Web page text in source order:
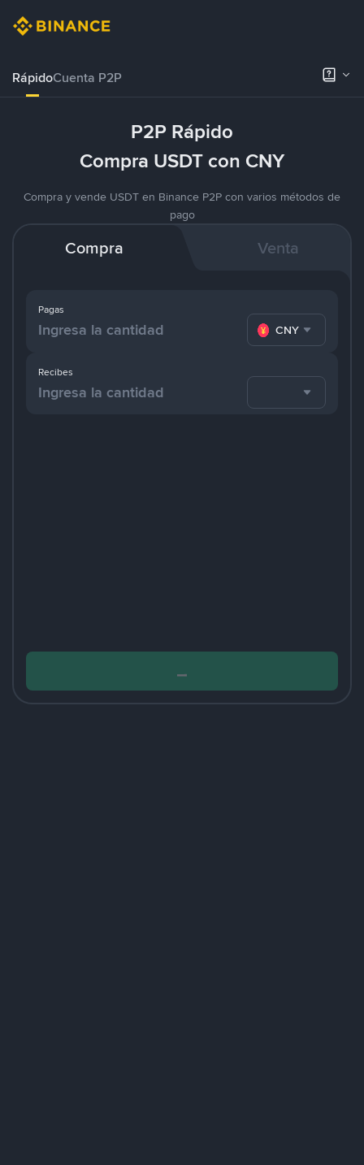
RápidoCuenta P2P
P2P Rápido
Compra USDT con CNY
Compra y vende USDT en Binance P2P con varios métodos de
pago
Compra Venta
Pagas
CNY
Recibes